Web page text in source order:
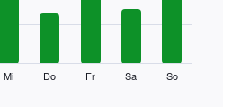
Mi Do Fr Sa So